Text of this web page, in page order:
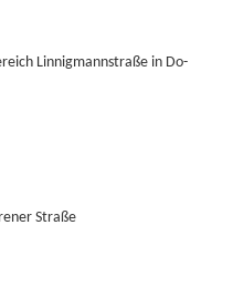
Linnigmannstraße in Do-
Straße